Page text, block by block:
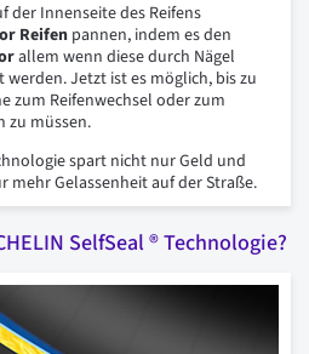
der Innenseite des Reifens
Reifenpannen, indem es den
allem wenn diese durch Nägel
Jetzt ist es möglich, bis zu
zum Reifenwechsel oder zum
zu müssen.
spart nicht nur Geld und
mehr Gelassenheit auf der Straße.
SelfSeal ® Technologie?